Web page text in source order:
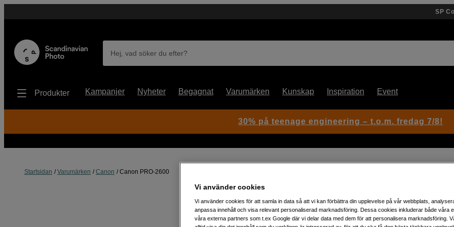
SP
Hej, vad söker du efter?
Produkter Kampanjer Nyheter Begagnat Varumärken Kunskap Inspiration Event
Startsidan Varumärken Canon Canon PRO-2600
Artikelnummer: 1103190
Storformatsfotoskrivare med
30% på teenage engineering – t.o.m. fredag 7/8!
Vi använder cookies
Vi använder cookies för att samla in data så att vi kan förbättra din upplevelse på vår webbplats,
anpassa innehåll och visa relevant personaliserad marknadsföring. Dessa cookies inkluderar både våra
våra externa partners som t.ex Google där vi delar data med dem för att personalisera marknadsföring.